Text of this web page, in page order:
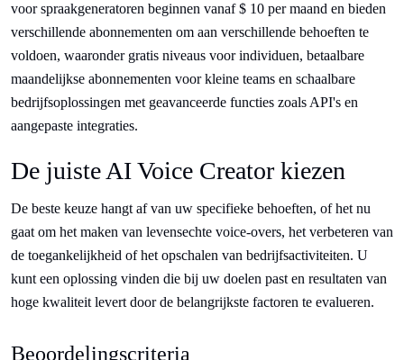
voor spraakgeneratoren beginnen vanaf $ 10 per maand en bieden
verschillende abonnementen om aan verschillende behoeften te
voldoen, waaronder gratis niveaus voor individuen, betaalbare
maandelijkse abonnementen voor kleine teams en schaalbare
bedrijfsoplossingen met geavanceerde functies zoals API's en
aangepaste integraties.
De juiste AI Voice Creator kiezen
De beste keuze hangt af van uw specifieke behoeften, of het nu
gaat om het maken van levensechte voice-overs, het verbeteren van
de toegankelijkheid of het opschalen van bedrijfsactiviteiten. U
kunt een oplossing vinden die bij uw doelen past en resultaten van
hoge kwaliteit levert door de belangrijkste factoren te evalueren.
Beoordelingscriteria